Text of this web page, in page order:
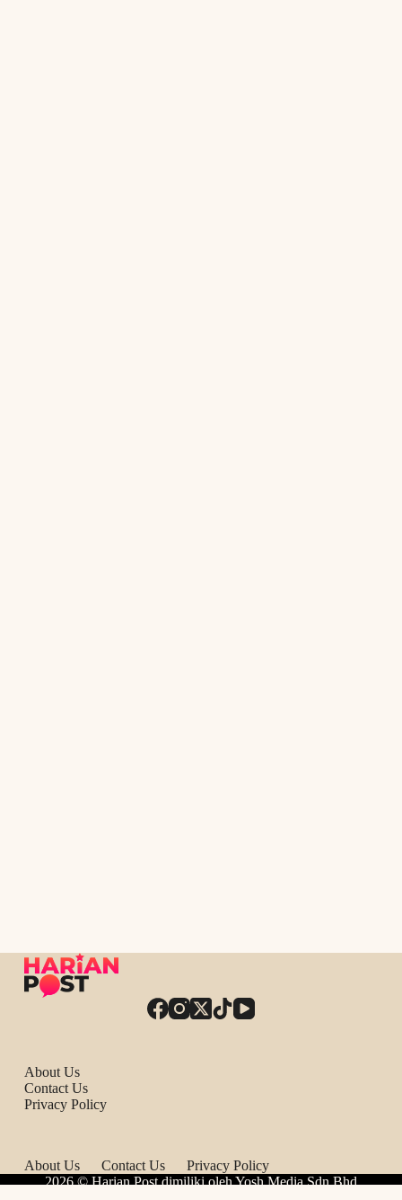
About Us
Contact Us
Privacy Policy
About Us Contact Us
Privacy Policy
2026 © Harian Post dimiliki oleh Yosh Media Sdn Bhd